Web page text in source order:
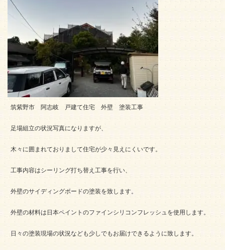
筑紫野市 阿志岐 戸建て住宅 外壁 塗装工事
足場組立の状況写真になりますが、
木々に囲まれておりまして住宅が少々見えにくいです。
工事内容はシーリング打ち替え工事を行い、
外壁のサイディングボードの塗装を致します。
外壁の材料は日本ペイントのファインシリコンフレッシュを使用します。
日々の塗装現場の状況なども少しでもお届けできるように致します。